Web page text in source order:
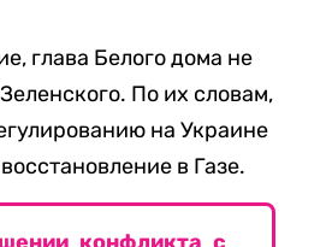
глава Белого дома не
По их словам,
на Украине
в Газе.